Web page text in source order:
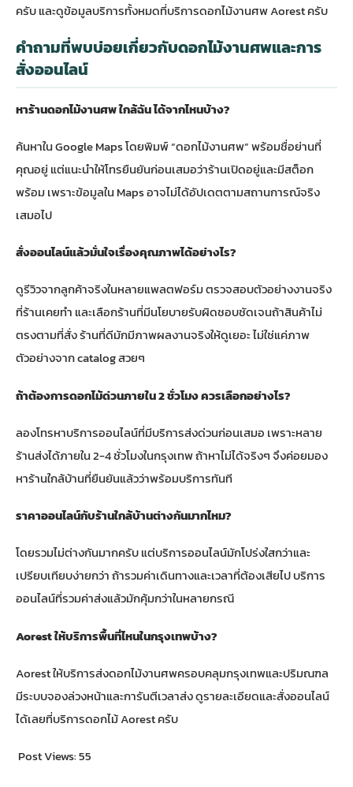
ครับ และดูข้อมูลบริการทั้งหมดที่บริการดอกไม้งานศพ Aorestครับ
คำถามที่พบบ่อยเกี่ยวกับดอกไม้งานศพและการ
สั่งออนไลน์
หาร้านดอกไม้งานศพ ใกล้ฉัน ได้จากไหนบ้าง?
ค้นหาใน Google Maps โดยพิมพ์ “ดอกไม้งานศพ” พร้อมชื่อย่านที่
คุณอยู่ แต่แนะนำให้โทรยืนยันก่อนเสมอว่าร้านเปิดอยู่และมีสต็อก
พร้อม เพราะข้อมูลใน Maps อาจไม่ได้อัปเดตตามสถานการณ์จริง
เสมอไป
สั่งออนไลน์แล้วมั่นใจเรื่องคุณภาพได้อย่างไร?
ดูรีวิวจากลูกค้าจริงในหลายแพลตฟอร์ม ตรวจสอบตัวอย่างงานจริง
ที่ร้านเคยทำ และเลือกร้านที่มีนโยบายรับผิดชอบชัดเจนถ้าสินค้าไม่
ตรงตามที่สั่ง ร้านที่ดีมักมีภาพผลงานจริงให้ดูเยอะ ไม่ใช่แค่ภาพ
ตัวอย่างจาก catalog สวยๆ
ถ้าต้องการดอกไม้ด่วนภายใน 2 ชั่วโมง ควรเลือกอย่างไร?
ลองโทรหาบริการออนไลน์ที่มีบริการส่งด่วนก่อนเสมอ เพราะหลาย
ร้านส่งได้ภายใน 2-4 ชั่วโมงในกรุงเทพ ถ้าหาไม่ได้จริงๆ จึงค่อยมอง
หาร้านใกล้บ้านที่ยืนยันแล้วว่าพร้อมบริการทันที
ราคาออนไลน์กับร้านใกล้บ้านต่างกันมากไหม?
โดยรวมไม่ต่างกันมากครับ แต่บริการออนไลน์มักโปร่งใสกว่าและ
เปรียบเทียบง่ายกว่า ถ้ารวมค่าเดินทางและเวลาที่ต้องเสียไป บริการ
ออนไลน์ที่รวมค่าส่งแล้วมักคุ้มกว่าในหลายกรณี
Aorest ให้บริการพื้นที่ไหนในกรุงเทพบ้าง?
Aorest ให้บริการส่งดอกไม้งานศพครอบคลุมกรุงเทพและปริมณฑล
มีระบบจองล่วงหน้าและการันตีเวลาส่ง ดูรายละเอียดและสั่งออนไลน์
ได้เลยที่บริการดอกไม้ Aorestครับ
Post Views:55